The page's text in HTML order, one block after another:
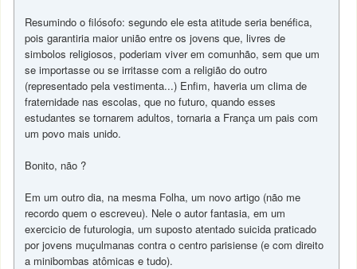
Resumindo o filósofo: segundo ele esta atitude seria benéfica,
pois garantiria maior união entre os jovens que, livres de
simbolos religiosos, poderiam viver em comunhão, sem que um
se importasse ou se irritasse com a religião do outro
(representado pela vestimenta...) Enfim, haveria um clima de
fraternidade nas escolas, que no futuro, quando esses
estudantes se tornarem adultos, tornaria a França um pais com
um povo mais unido.
Bonito, não ?
Em um outro dia, na mesma Folha, um novo artigo (não me
recordo quem o escreveu). Nele o autor fantasia, em um
exercicio de futurologia, um suposto atentado suicida praticado
por jovens muçulmanas contra o centro parisiense (e com direito
a minibombas atômicas e tudo).